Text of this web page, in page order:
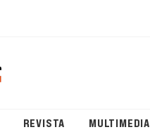
REVISTA MULTIMEDIA